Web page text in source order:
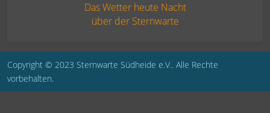
Das Wetter heute Nacht
über der Sternwarte
Copyright © 2023 Sternwarte Südheide e.V.. Alle Rechte
vorbehalten.